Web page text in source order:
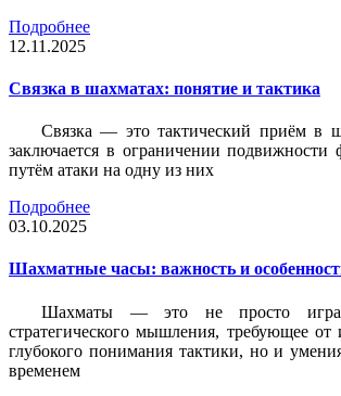
Подробнее
12.11.2025
Связка в шахматах: понятие и тактика
Связка — это тактический приём в
заключается в ограничении подвижности
путём атаки на одну из них
Подробнее
03.10.2025
Шахматные часы: важность и
Шахматы — это не просто игра,
стратегического мышления, требующее от
глубокого понимания тактики, но и
временем